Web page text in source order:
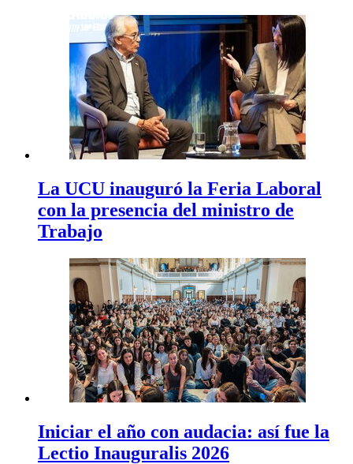
La UCU inauguró la Feria Laboral
con la presencia del ministro de
Trabajo
Iniciar el año con audacia: así fue la
Lectio Inauguralis 2026